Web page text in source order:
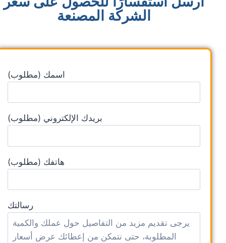
الشركة المصنعة
اسمك (مطلوب)
بريدك الإلكتروني (مطلوب)
هاتفك (مطلوب)
رسالتك